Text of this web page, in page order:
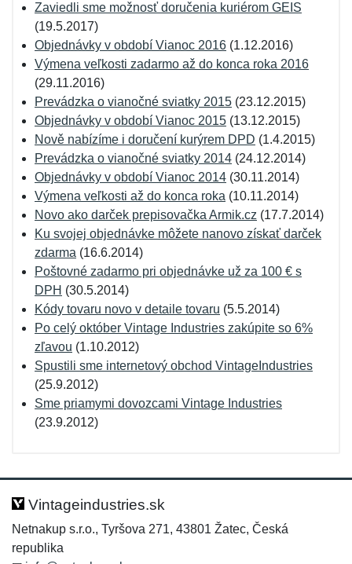
Zaviedli sme možnosť doručenia kuriérom GEIS
(19.5.2017)
Objednávky v období Vianoc 2016 (1.12.2016)
Výmena veľkosti zadarmo až do konca roka 2016
(29.11.2016)
Prevádzka o vianočné sviatky 2015 (23.12.2015)
Objednávky v období Vianoc 2015 (13.12.2015)
Nově nabízíme i doručení kurýrem DPD (1.4.2015)
Prevádzka o vianočné sviatky 2014 (24.12.2014)
Objednávky v období Vianoc 2014 (30.11.2014)
Výmena veľkosti až do konca roka (10.11.2014)
Novo ako darček prepisovačka Armik.cz (17.7.2014)
Ku svojej objednávke môžete nanovo získať darček
zdarma (16.6.2014)
Poštovné zadarmo pri objednávke už za 100 € s
DPH (30.5.2014)
Kódy tovaru novo v detaile tovaru (5.5.2014)
Po celý október Vintage Industries zakúpite so 6%
zľavou (1.10.2012)
Spustili sme internetový obchod VintageIndustries
(25.9.2012)
Sme priamymi dovozcami Vintage Industries
(23.9.2012)
Vintageindustries.sk
Netnakup s.r.o., Tyršova 271, 43801 Žatec, Česká
republika